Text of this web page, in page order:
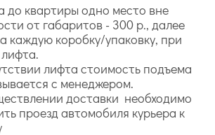
до квартиры одно место вне
от габаритов - 300 р., далее
каждую коробку/упаковку, при
лифта стоимость подъема
с менеджером.
доставки необходимо
проезд автомобиля курьера к